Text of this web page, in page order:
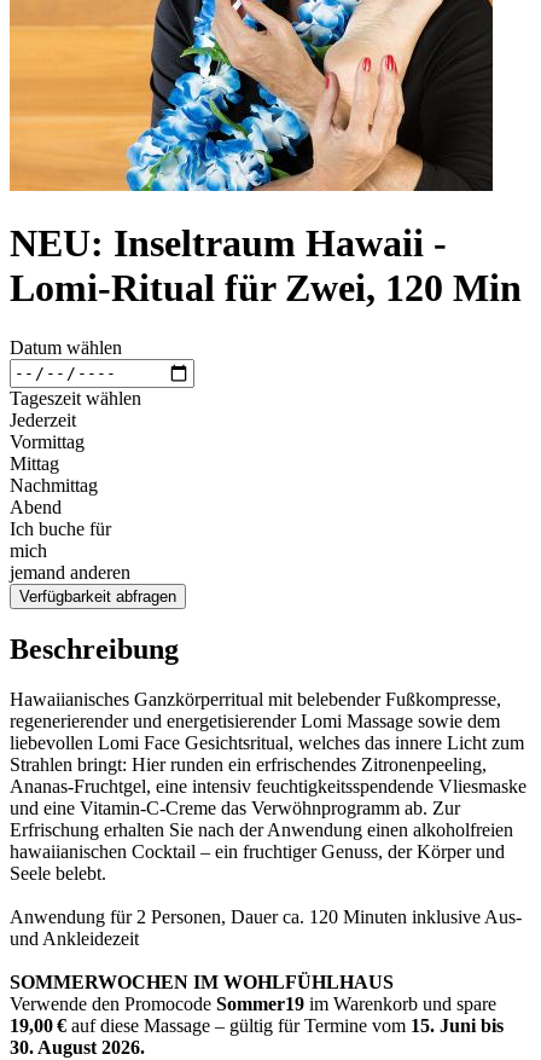
NEU: Inseltraum Hawaii -
Lomi-Ritual für Zwei, 120 Min
Datum wählen
Tageszeit wählen
Jederzeit
Vormittag
Mittag
Nachmittag
Abend
Ich buche für
mich
jemand anderen
Verfügbarkeit abfragen
Beschreibung
Hawaiianisches Ganzkörperritual mit belebender Fußkompresse,
regenerierender und energetisierender Lomi Massage sowie dem
liebevollen Lomi Face Gesichtsritual, welches das innere Licht zum
Strahlen bringt: Hier runden ein erfrischendes Zitronenpeeling,
Ananas-Fruchtgel, eine intensiv feuchtigkeitsspendende Vliesmaske
und eine Vitamin-C-Creme das Verwöhnprogramm ab. Zur
Erfrischung erhalten Sie nach der Anwendung einen alkoholfreien
hawaiianischen Cocktail – ein fruchtiger Genuss, der Körper und
Seele belebt.
Anwendung für 2 Personen, Dauer ca. 120 Minuten inklusive Aus-
und Ankleidezeit
SOMMERWOCHEN IM WOHLFÜHLHAUS
Verwende den Promocode Sommer19 im Warenkorb und spare
19,00 € auf diese Massage – gültig für Termine vom 15. Juni bis
30. August 2026.